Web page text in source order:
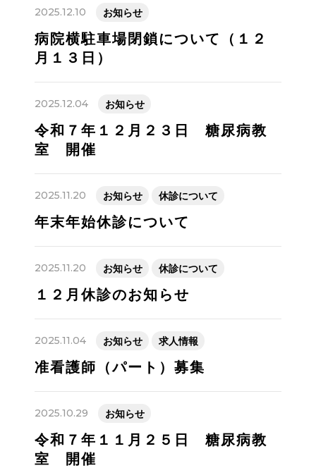
2025.12.10 お知らせ
病院横駐車場閉鎖について（１２
月１３日）
2025.12.04 お知らせ
令和７年１２月２３日 糖尿病教
室 開催
2025.11.20 お知らせ 休診について
年末年始休診について
2025.11.20 お知らせ 休診について
１２月休診のお知らせ
2025.11.04 お知らせ 求人情報
准看護師（パート）募集
2025.10.29 お知らせ
令和７年１１月２５日 糖尿病教
室 開催